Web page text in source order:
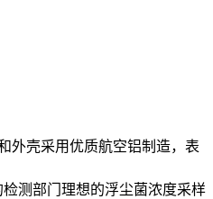
外壳采用优质航空铝制造，表
测部门理想的浮尘菌浓度采样